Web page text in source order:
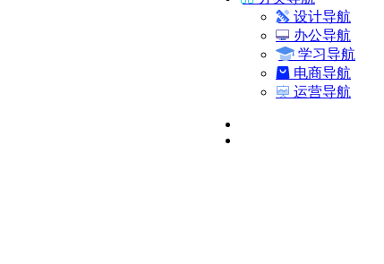
设计导航
办公导航
学习导航
电商导航
运营导航